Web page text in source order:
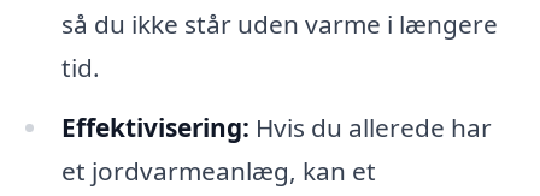
så du ikke står uden varme i længere
tid.
Effektivisering: Hvis du allerede har
et jordvarmeanlæg, kan et